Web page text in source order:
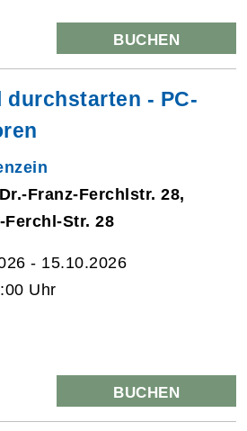
BUCHEN
- PC-
Franz-Ferchlstr. 28,
Ferchl-Str. 28
- 15.10.2026
Uhr
BUCHEN